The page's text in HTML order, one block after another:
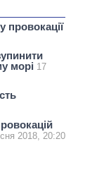
провокації
морі 17
2018, 20:20